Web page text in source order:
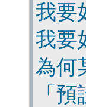
我要
我要
為何
「